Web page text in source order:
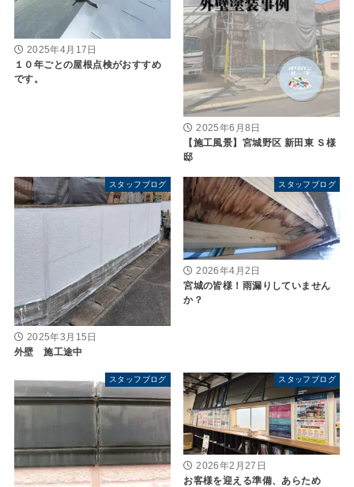
2025年4月17日
１０年ごとの屋根点検がおすすめ
です。
2025年6月8日
【施工風景】宮城野区 新田東 Ｓ様
邸
スタッフブログ
2025年3月15日
外壁 施工途中
スタッフブログ
2026年4月2日
宮城の皆様！雨漏りしていません
か？
スタッフブログ スタッフブログ
2026年2月27日
お客様を迎える準備、あらため